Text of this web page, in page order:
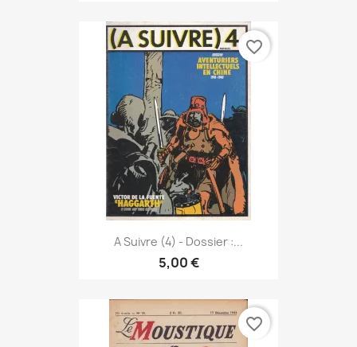
A Suivre (4) - Dossier :...
5,00 €
favorite_border
favorite_border